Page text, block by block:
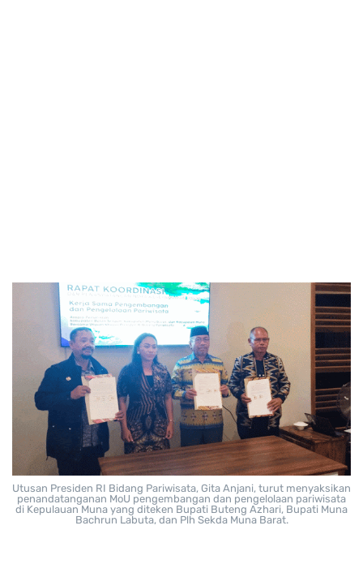
Utusan Presiden RI Bidang Pariwisata, Gita Anjani, turut menyaksikan
penandatanganan MoU pengembangan dan pengelolaan pariwisata
di Kepulauan Muna yang diteken Bupati Buteng Azhari, Bupati Muna
Bachrun Labuta, dan Plh Sekda Muna Barat.